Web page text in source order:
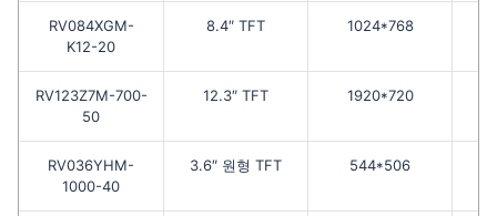
RV084XGM-
K12-20
8.4″ TFT 1024*768
RV123Z7M-700-
50
12.3″ TFT 1920*720
RV036YHM-
1000-40
3.6″ 원형 TFT 544*506